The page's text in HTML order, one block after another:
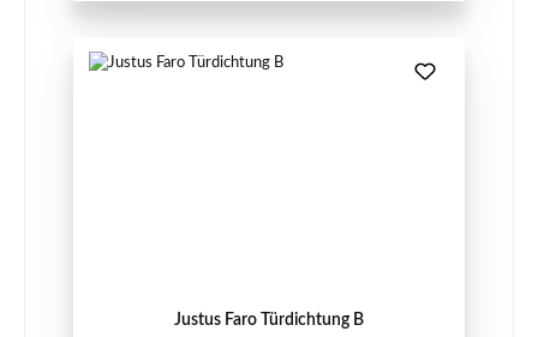
Justus Faro Türdichtung B